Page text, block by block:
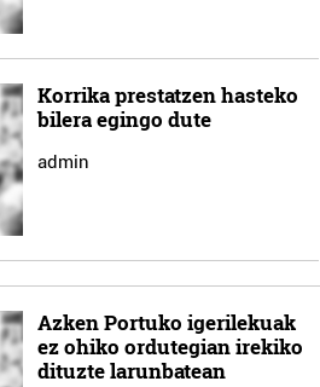
Korrika prestatzen hasteko
bilera egingo dute
admin
Azken Portuko igerilekuak
ez ohiko ordutegian irekiko
dituzte larunbatean